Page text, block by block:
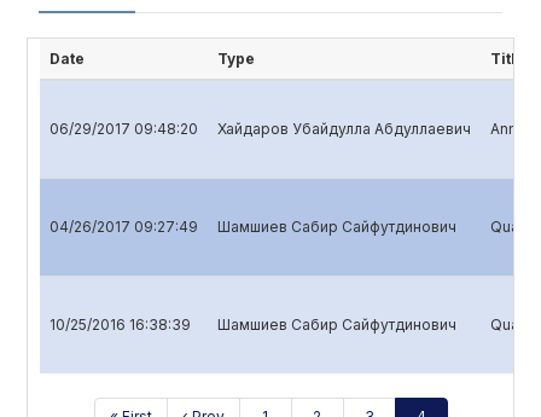
Date Type Title
06/29/2017 09:48:20 Хайдаров Убайдулла Абдуллаевич
04/26/2017 09:27:49 Шамшиев Сабир Сайфутдинович
10/25/2016 16:38:39 Шамшиев Сабир Сайфутдинович